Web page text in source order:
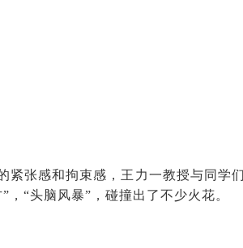
紧张感和拘束感，王力一教授与同学
，“头脑风暴”，碰撞出了不少火花。